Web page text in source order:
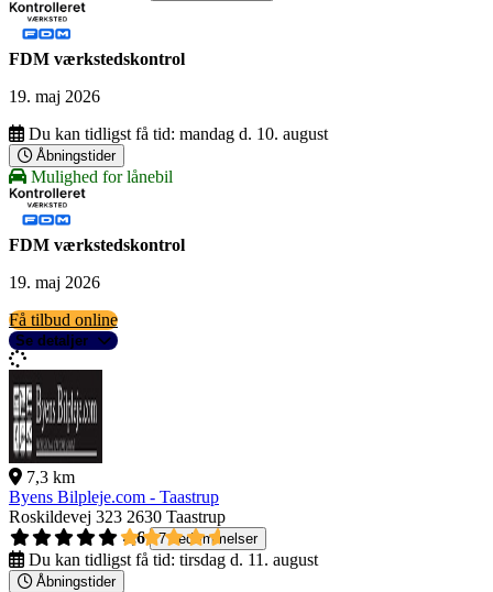
FDM værkstedskontrol
19. maj 2026
Du kan tidligst få tid: mandag d. 10. august
Åbningstider
Mulighed for lånebil
FDM værkstedskontrol
19. maj 2026
Få tilbud online
Se detaljer
7,3 km
Byens Bilpleje.com - Taastrup
Roskildevej 323 2630 Taastrup
4,6
7 bedømmelser
Du kan tidligst få tid: tirsdag d. 11. august
Åbningstider